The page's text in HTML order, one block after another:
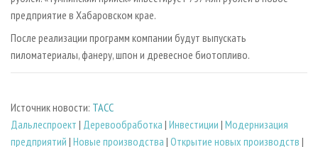
предприятие в Хабаровском крае.
После реализации программ компании будут выпускать
пиломатериалы, фанеру, шпон и древесное биотопливо.
Источник новости: ТАСС
Дальлеспроект | Деревообработка | Инвестиции | Модернизация
предприятий | Новые производства | Открытие новых производств |